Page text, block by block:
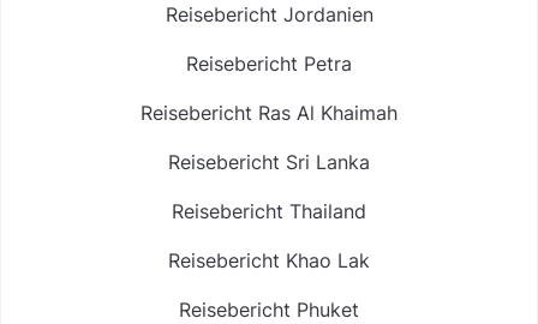
Reisebericht Jordanien
Reisebericht Petra
Reisebericht Ras Al Khaimah
Reisebericht Sri Lanka
Reisebericht Thailand
Reisebericht Khao Lak
Reisebericht Phuket